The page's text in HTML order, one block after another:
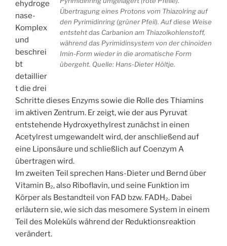
Übertragung eines Protons vom Thiazolring auf
den Pyrimidinring (grüner Pfeil). Auf diese Weise
entsteht das Carbanion am Thiazolkohlenstoff,
während das Pyrimidinsystem von der chinoiden
Imin-Form wieder in die aromatische Form
übergeht. Quelle: Hans-Dieter Höltje.
ehydroge
nase-
Komplex
und
beschrei
bt
detaillier
t die drei
Schritte dieses Enzyms sowie die Rolle des Thiamins
im aktiven Zentrum. Er zeigt, wie der aus Pyruvat
entstehende Hydroxyethylrest zunächst in einen
Acetylrest umgewandelt wird, der anschließend auf
eine Liponsäure und schließlich auf Coenzym A
übertragen wird.
Im zweiten Teil sprechen Hans-Dieter und Bernd über
Vitamin B₂, also Riboflavin, und seine Funktion im
Körper als Bestandteil von FAD bzw. FADH₂. Dabei
erläutern sie, wie sich das mesomere System in einem
Teil des Moleküls während der Reduktionsreaktion
verändert.